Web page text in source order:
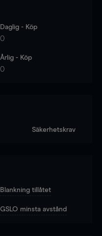
Daglig - Köp
0
Årlig - Köp
0
Säkerhetskrav
Blankning tillåtet
GSLO minsta avstånd